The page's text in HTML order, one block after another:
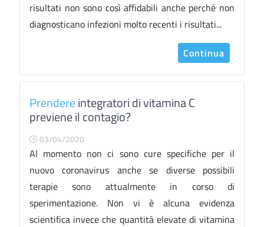
risultati non sono così affidabili anche perché non
diagnosticano infezioni molto recenti i risultati...
Continua
Prendereintegratori di vitamina C
previene il contagio?
03/04/2020
Al momento non ci sono cure specifiche per il
nuovo coronavirus anche se diverse possibili
terapie sono attualmente in corso di
sperimentazione. Non vi è alcuna evidenza
scientifica invece che quantità elevate di vitamina